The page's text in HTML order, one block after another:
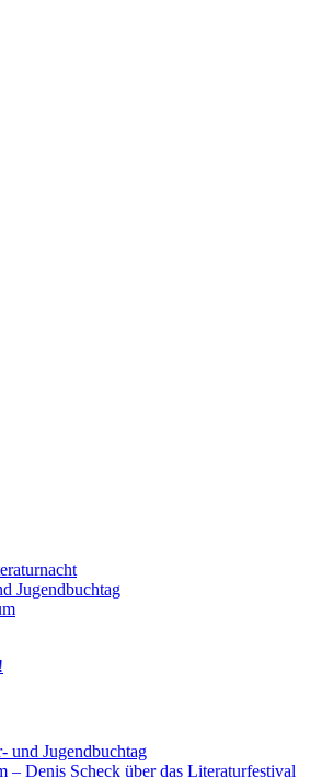
Jugendbuchtag
und Jugendbuchtag
– Denis Scheck über das Literaturfestival